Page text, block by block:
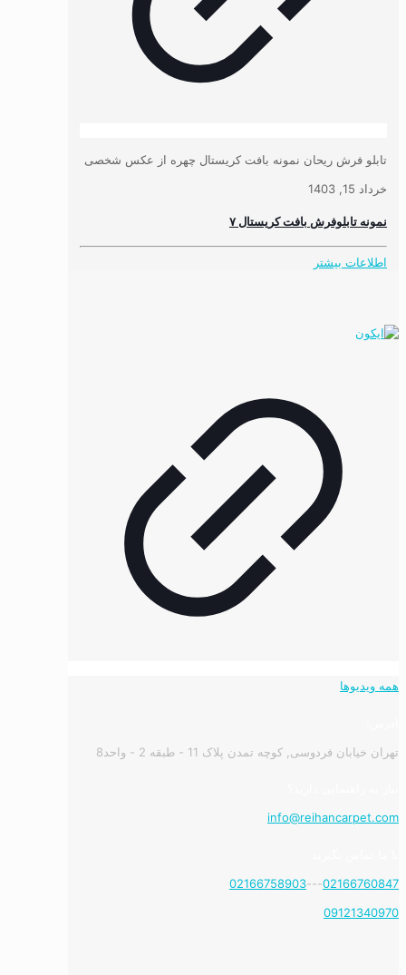
تابلو فرش ریحان نمونه بافت کریستال چهره از عکس شخصی
خرداد 15, 1403
نمونه تابلوفرش بافت کریستال ۷
اطلاعات بیشتر
همه ویدیوها
تهران خیابان فردوسی, کوچه تمدن پلاک 11 - طبقه 2 - واحد8
info@reihancarpet.com
02166760847
---
02166758903
09121340970